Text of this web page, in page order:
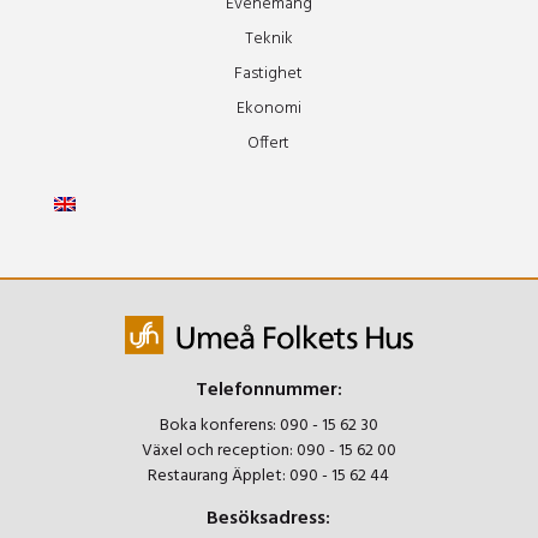
Teknik
Fastighet
Ekonomi
Offert
Telefonnummer:
Boka konferens:090 - 15 62 30
Växel och reception:090 - 15 62 00
Restaurang Äpplet:090 - 15 62 44
Besöksadress: